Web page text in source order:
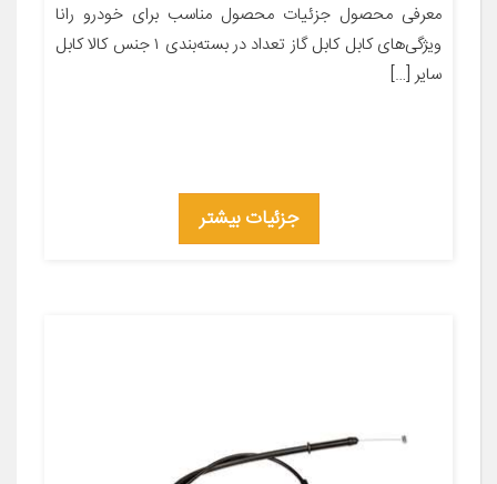
معرفی محصول جزئیات محصول مناسب برای خودرو رانا
ویژگی‌های کابل کابل گاز تعداد در بسته‌بندی ۱ جنس کالا کابل
سایر […]
جزئیات بیشتر